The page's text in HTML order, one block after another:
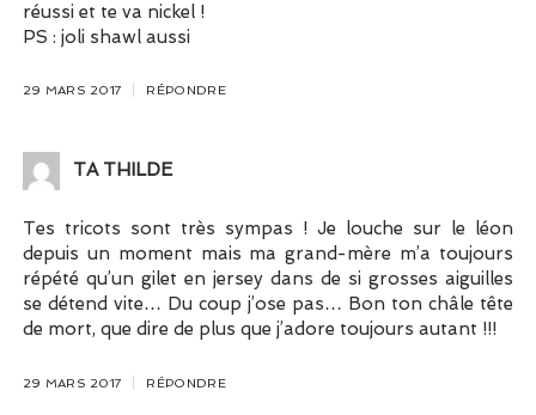
réussi et te va nickel !
PS : joli shawl aussi
29 MARS 2017 RÉPONDRE
TA THILDE
Tes tricots sont très sympas ! Je louche sur le léon
depuis un moment mais ma grand-mère m’a toujours
répété qu’un gilet en jersey dans de si grosses aiguilles
se détend vite… Du coup j’ose pas… Bon ton châle tête
de mort, que dire de plus que j’adore toujours autant !!!
29 MARS 2017 RÉPONDRE